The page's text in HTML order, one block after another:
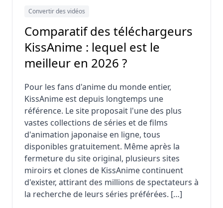
Convertir des vidéos
Comparatif des téléchargeurs
KissAnime : lequel est le
meilleur en 2026 ?
Pour les fans d'anime du monde entier,
KissAnime est depuis longtemps une
référence. Le site proposait l'une des plus
vastes collections de séries et de films
d'animation japonaise en ligne, tous
disponibles gratuitement. Même après la
fermeture du site original, plusieurs sites
miroirs et clones de KissAnime continuent
d'exister, attirant des millions de spectateurs à
la recherche de leurs séries préférées. […]